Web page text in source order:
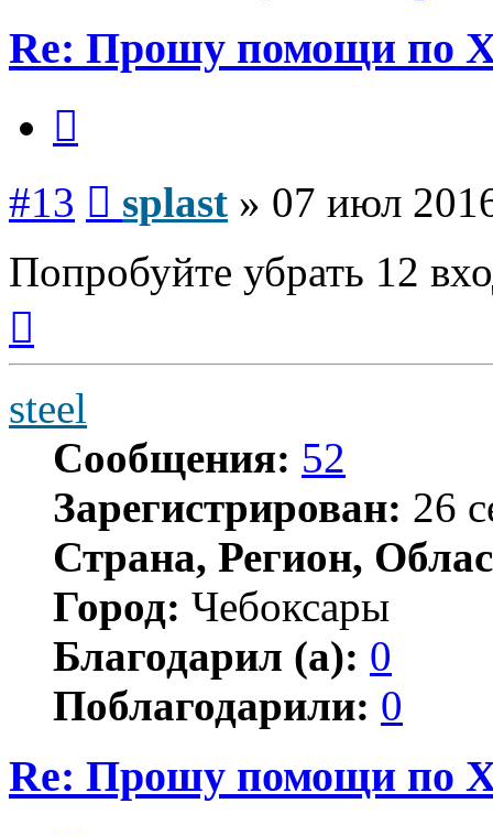
Re: Прошу помощи по
#13 splast » 07 июл
Попробуйте убрать 12
началу
steel
Сообщения: 52
Зарегистрирован: 26
Страна, Регион,
Город: Чебоксары
Благодарил (а): 0
Поблагодарили: 0
Re: Прошу помощи по